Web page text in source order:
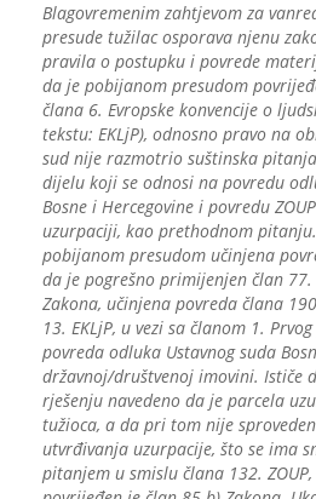
Blagovremenim zahtjevom za
presude tužilac osporava njenu
pravila o postupku i povrede
da je pobijanom presudom
člana 6. Evropske konvencije o
tekstu: EKLjP), odnosno pravo na
sud nije razmotrio suštinska
dijelu koji se odnosi na povredu
Bosne i Hercegovine i povredu
uzurpaciji, kao prethodnom
pobijanom presudom učinjena
da je pogrešno primijenjen član
Zakona, učinjena povreda člana
13. EKLjP, u vezi sa članom 1.
povreda odluka Ustavnog suda
državnoj/društvenoj imovini. Ističe
rješenju navedeno da je parcela
tužioca, a da pri tom nije
utvrđivanja uzurpacije, što se ima
pitanjem u smislu člana 132.